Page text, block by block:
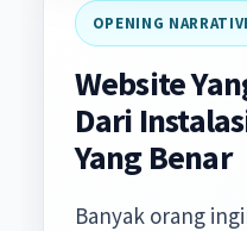
OPENING
Website
Dari
Yang Benar
Banyak orang